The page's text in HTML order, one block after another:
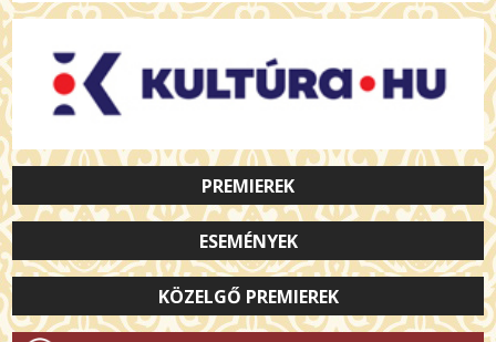
PREMIEREK
ESEMÉNYEK
KÖZELGŐ PREMIEREK